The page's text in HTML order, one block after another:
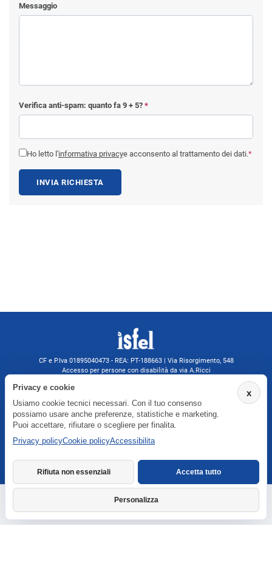
Messaggio
Verifica anti-spam: quanto fa 9 + 5? *
Ho letto l'informativa privacye acconsento al trattamento dei dati.*
INVIA RICHIESTA
CF e P.Iva 01895040473 - REA: PT-188663 | Via Risorgimento, 548
Accesso per persone con disabilità da via A.Ricci
isfel@pec.it
Informativa privacy
Agenzia formativa iscritta a Formatemp
x
Privacy e cookie
Usiamo cookie tecnici necessari. Con il tuo consenso
possiamo usare anche preferenze, statistiche e marketing.
Puoi accettare, rifiutare o scegliere per finalita.
Privacy policyCookie policyAccessibilita
Rifiuta non essenziali
Personalizza
Accetta tutto
Richiedi informazioni